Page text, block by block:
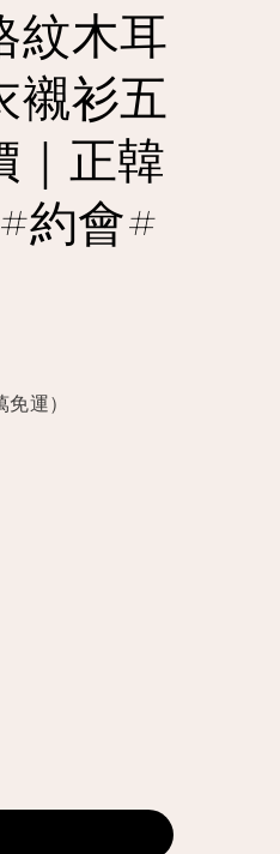
紋木耳
襯衫五
｜正韓
約會#
運）